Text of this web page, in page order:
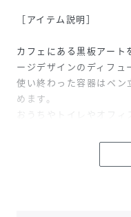
［アイテム説明］
カフェにある黒板アー
ージデザインのディフュ
使い終わった容器はペン
めます。
おうちやトイレやオフ
■ホワイト ホワイトム